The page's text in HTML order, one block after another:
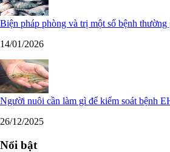
Biện pháp phòng và trị một số bệnh thường
14/01/2026
Người nuôi cần làm gì để kiểm soát bệnh
26/12/2025
Nổi bật